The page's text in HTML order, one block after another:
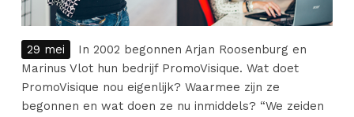
29 mei
In 2002 begonnen Arjan Roosenburg en
Marinus Vlot hun bedrijf PromoVisique. Wat doet
PromoVisique nou eigenlijk? Waarmee zijn ze
begonnen en wat doen ze nu inmiddels? “We zeiden